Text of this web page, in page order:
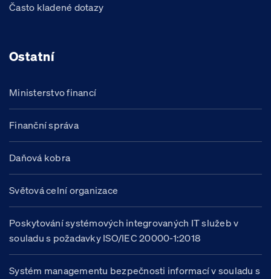
Často kladené dotazy
Ostatní
Ministerstvo financí
Finanční správa
Daňová kobra
Světová celní organizace
Poskytování systémových integrovaných IT služeb v
souladu s požadavky ISO/IEC 20000-1:2018
Systém managementu bezpečnosti informací v souladu s